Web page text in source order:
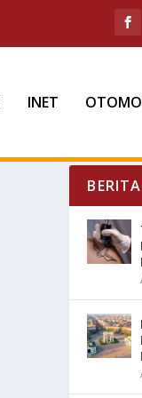
INET